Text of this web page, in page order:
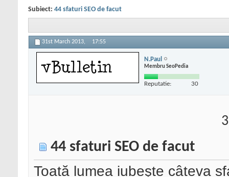
Subiect: 44 sfaturi SEO de facut
31st March 2013, 17:55
N.Paul
Membru SeoPedia
Reputatie: 30
44 sfaturi SEO de facut
Toată lumea iubește câteva